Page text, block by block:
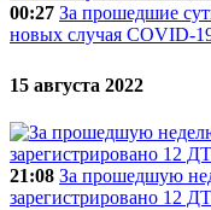
00:27 За прошедшие
новых случая COVID-
15 августа 2022
21:08 За прошедшую
зарегистрировано 12